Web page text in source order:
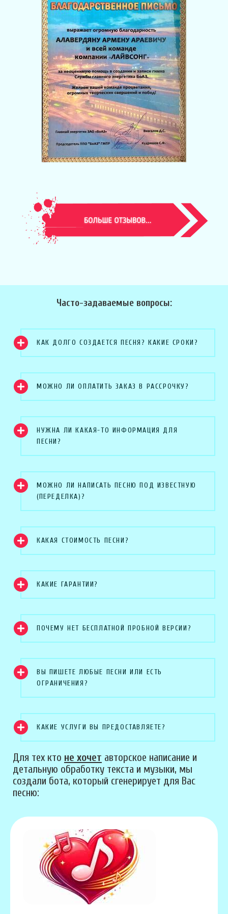
Часто-задаваемые вопросы:
КАК ДОЛГО СОЗДАЕТСЯ ПЕСНЯ? КАКИЕ СРОКИ?
МОЖНО ЛИ ОПЛАТИТЬ ЗАКАЗ В РАССРОЧКУ?
НУЖНА ЛИ КАКАЯ-ТО ИНФОРМАЦИЯ ДЛЯ
ПЕСНИ?
МОЖНО ЛИ НАПИСАТЬ ПЕСНЮ ПОД ИЗВЕСТНУЮ
(ПЕРЕДЕЛКА)?
КАКАЯ СТОИМОСТЬ ПЕСНИ?
КАКИЕ ГАРАНТИИ?
ПОЧЕМУ НЕТ БЕСПЛАТНОЙ ПРОБНОЙ ВЕРСИИ?
ВЫ ПИШЕТЕ ЛЮБЫЕ ПЕСНИ ИЛИ ЕСТЬ
ОГРАНИЧЕНИЯ?
КАКИЕ УСЛУГИ ВЫ ПРЕДОСТАВЛЯЕТЕ?
Для тех кто не хочет авторское написание и
детальную обработку текста и музыки, мы
создали бота, который сгенерирует для Вас
песню: